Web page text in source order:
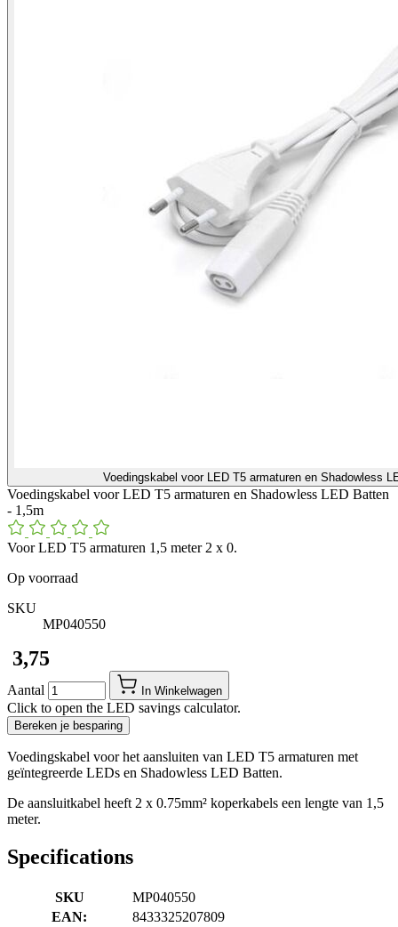
Voedingskabel voor LED T5 armaturen en Shadowless
Voedingskabel voor LED T5 armaturen en Shadowless LED Batten
- 1,5m
Voor LED T5 armaturen 1,5 meter 2 x 0.
Op voorraad
SKU
MP040550
​ 3,75
Aantal In Winkelwagen
Click to open the LED savings calculator.
Bereken je besparing
Voedingskabel voor het aansluiten van LED T5 armaturen met
geïntegreerde LEDs en Shadowless LED Batten.
De aansluitkabel heeft 2 x 0.75mm² koperkabels een lengte van 1,5
meter.
Specifications
SKU
MP040550
EAN:
8433325207809